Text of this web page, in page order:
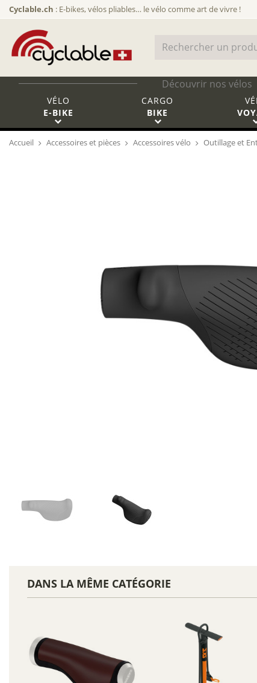
Cyclable.ch : E-bikes, vélos pliables… le vélo comme art de vivre !
Découvrir nos vélos
VÉLO
E-BIKE
CARGO
BIKE
Accueil Accessoires et pièces Accessoires vélo Outillage et
DANS LA MÊME CATÉGORIE